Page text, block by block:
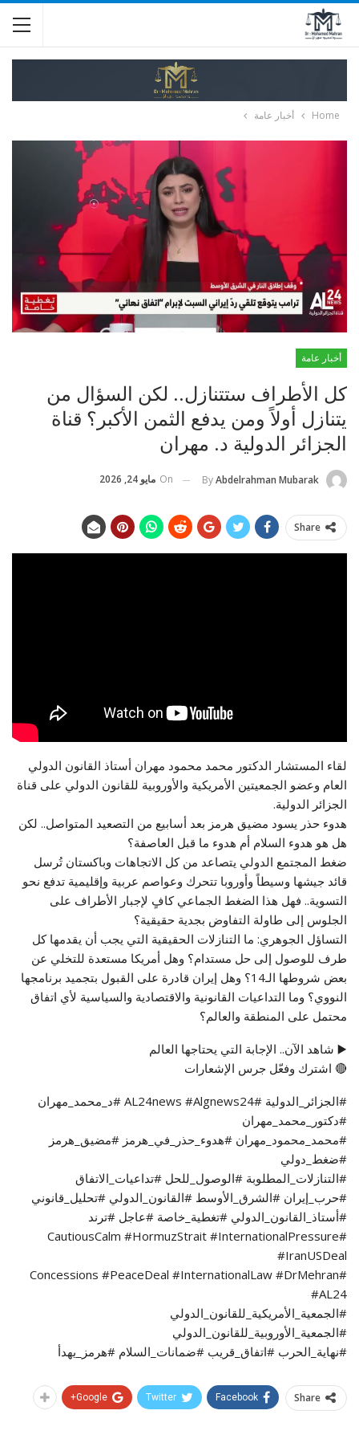
Home أخبار عامة
أخبار عامة
كل الأطراف ستتنازل.. لكن السؤال من
يتنازل أولاً ومن يدفع الثمن الأكبر؟ قناة
الجزائر الدولية د. مهران
ByAbdelrahman Mubarak
On مايو 24, 2026
Share
لقاء المستشار الدكتور محمد محمود مهران أستاذ القانون الدولي
العام وعضو الجمعيتين الأمريكية والأوروبية للقانون الدولي على قناة
الجزائر الدولية.
هدوء حذر يسود مضيق هرمز بعد أسابيع من التصعيد المتواصل.. لكن
هل هو هدوء السلام أم هدوء ما قبل العاصفة؟
ضغط المجتمع الدولي يتصاعد من كل الاتجاهات وباكستان تُرسل
قائد جيشها وسيطاً وأوروبا تتحرك وعواصم عربية وإقليمية تدفع نحو
التسوية.. فهل هذا الضغط الجماعي كافٍ لإجبار الأطراف على
الجلوس إلى طاولة التفاوض بجدية حقيقية؟
التساؤل الجوهري: ما التنازلات الحقيقية التي يجب أن يقدمها كل
طرف للوصول إلى حل مستدام؟ وهل أمريكا مستعدة للتخلي عن
بعض شروطها الـ14؟ وهل إيران قادرة على القبول بتجميد برنامجها
النووي؟ وما التداعيات القانونية والاقتصادية والسياسية لأي اتفاق
محتمل على المنطقة والعالم؟
▶️ شاهد الآن.. الإجابة التي يحتاجها العالم
🔴 اشترك وفعّل جرس الإشعارات
#الجزائر_الدولية #AL24news #Algnews24 #د_محمد_مهران
#دكتور_محمد_مهران
#محمد_محمود_مهران #هدوء_حذر_في_هرمز #مضيق_هرمز
#ضغط_دولي
#التنازلات_المطلوبة #الوصول_للحل #تداعيات_الاتفاق
#حرب_إيران #الشرق_الأوسط #القانون_الدولي #تحليل_قانوني
#أستاذ_القانون_الدولي #تغطية_خاصة #عاجل #ترند
#CautiousCalm #HormuzStrait #InternationalPressure
#IranUSDeal
#Concessions #PeaceDeal #InternationalLaw #DrMehran
#AL24
#الجمعية_الأمريكية_للقانون_الدولي
#الجمعية_الأوروبية_للقانون_الدولي
#نهاية_الحرب #اتفاق_قريب #ضمانات_السلام #هرمز_يهدأ
Share
Facebook
Twitter
Google+